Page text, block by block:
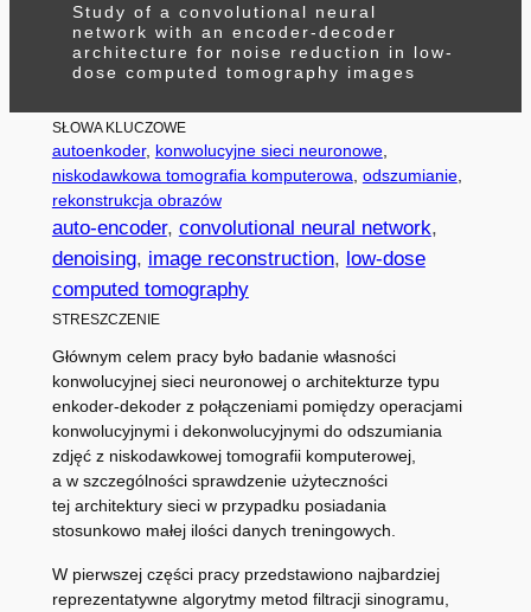
Study of a convolutional neural
network with an encoder-decoder
architecture for noise reduction in low-
dose computed tomography images
SŁOWA KLUCZOWE
autoenkoder, konwolucyjne sieci neuronowe
niskodawkowa tomografia komputerowa odszumianie
rekonstrukcja obrazów
auto-encoder, convolutional neural network
denoising, image reconstruction, low-dose
computed tomography
STRESZCZENIE
Głównym celem pracy było badanie własności
konwolucyjnej sieci neuronowej o architekturze typu
enkoder-dekoder z połączeniami pomiędzy operacjami
konwolucyjnymi i dekonwolucyjnymi do odszumiania
zdjęć z niskodawkowej tomografii komputerowej,
a w szczególności sprawdzenie użyteczności
tej architektury sieci w przypadku posiadania
stosunkowo małej ilości danych treningowych.
W pierwszej części pracy przedstawiono najbardziej
reprezentatywne algorytmy metod filtracji sinogramu,